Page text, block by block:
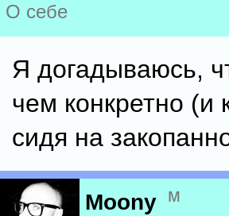
О себе
Я догадываюсь,
чем конкретно (и
сидя на
Moony м